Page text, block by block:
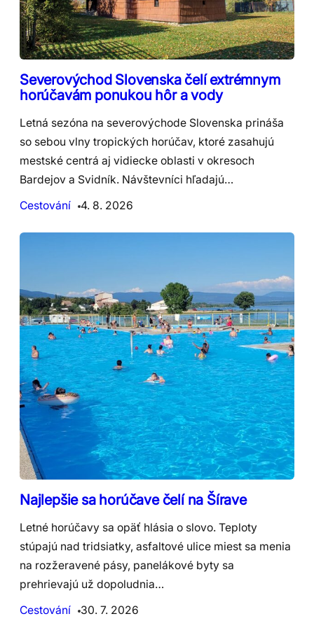
Severovýchod Slovenska čelí extrémnym
horúčavám ponukou hôr a vody
Letná sezóna na severovýchode Slovenska prináša
so sebou vlny tropických horúčav, ktoré zasahujú
mestské centrá aj vidiecke oblasti v okresoch
Bardejov a Svidník. Návštevníci hľadajú…
Cestování
4. 8. 2026
Najlepšie sa horúčave čelí na Šírave
Letné horúčavy sa opäť hlásia o slovo. Teploty
stúpajú nad tridsiatky, asfaltové ulice miest sa menia
na rozžeravené pásy, panelákové byty sa
prehrievajú už dopoludnia…
Cestování
30. 7. 2026